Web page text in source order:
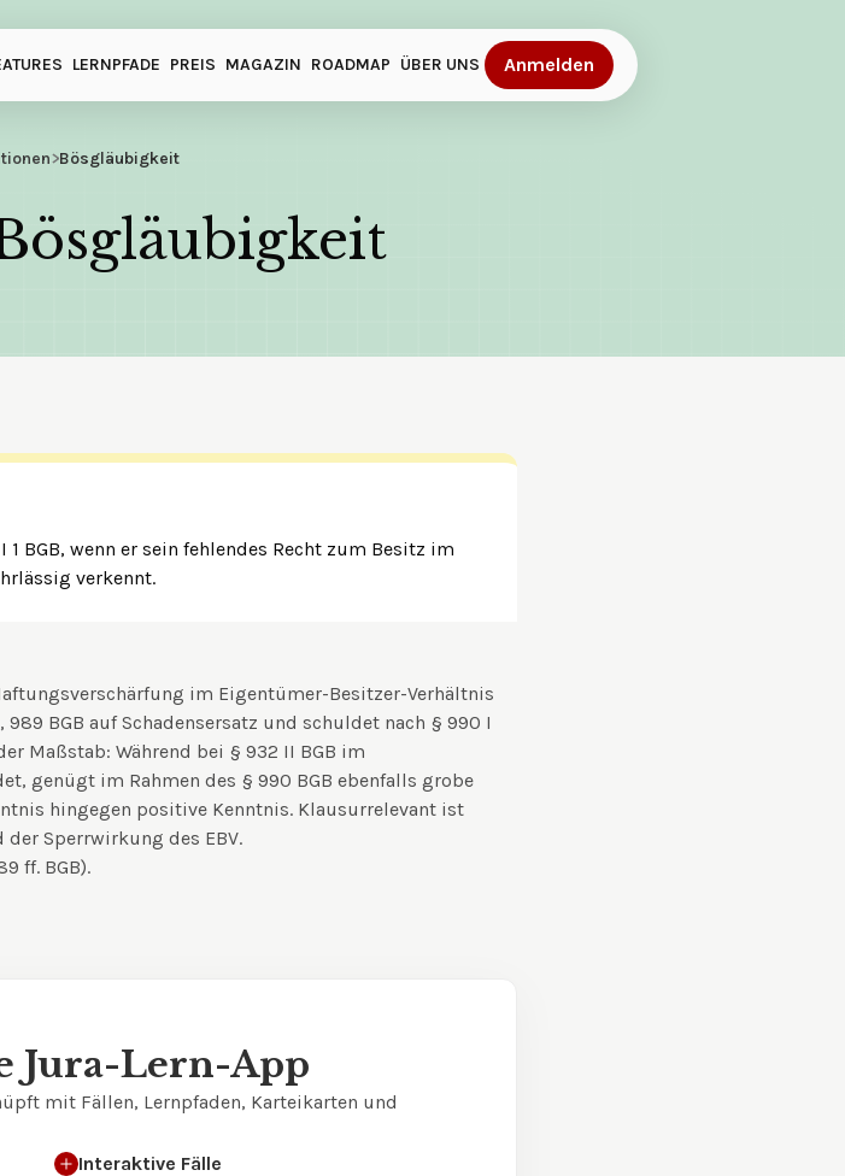
LERNPFADE PREIS MAGAZIN ROADMAP ÜBER UNS Anmelden
>Bösgläubigkeit
1 BGB, wenn er sein fehlendes Recht zum Besitz im
verkennt.
im Eigentümer-Besitzer-Verhältnis
BGB auf Schadensersatz und schuldet nach § 990 I
Maßstab: Während bei § 932 II BGB im
genügt im Rahmen des § 990 BGB ebenfalls grobe
hingegen positive Kenntnis. Klausurrelevant ist
Sperrwirkung des EBV.
ff. BGB).
Jura-Lern-App
mit Fällen, Lernpfaden, Karteikarten und
Interaktive Fälle